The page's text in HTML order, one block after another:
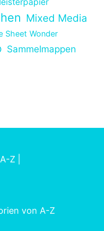
Mixed Media
Sheet Wonder
Sammelmappen
Z
von A-Z